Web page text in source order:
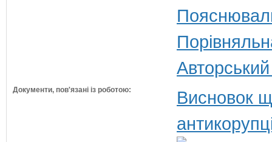
Документи, пов'язані із роботою:
Висновок